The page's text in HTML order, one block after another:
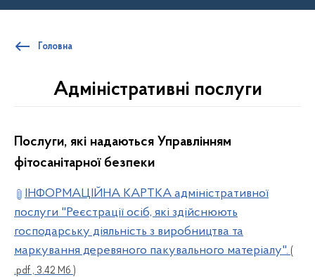
Головна
Адміністративні послуги
Послуги, які надаються Управлінням
фітосанітарної безпеки
ІНФОРМАЦІЙНА КАРТКА адміністративної
послуги "Реєстрації осіб, які здійснюють
господарську діяльність з виробництва та
маркування деревяного пакувального матеріалу". (
.pdf , 3.42 Мб )